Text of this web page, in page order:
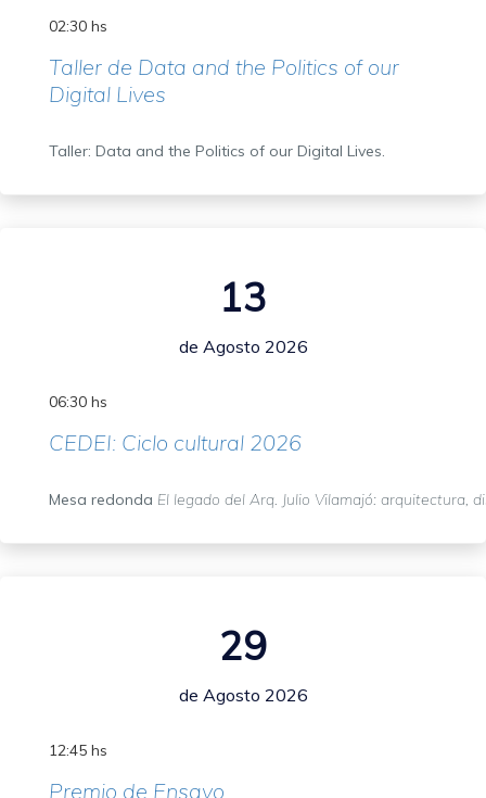
02:30 hs
Taller de Data and the Politics of our
Digital Lives
Taller: Data and the Politics of our Digital Lives.
13
de Agosto 2026
06:30 hs
CEDEI: Ciclo cultural 2026
Mesa redonda El legado del Arq. Julio Vilamajó: arquitectura,
29
de Agosto 2026
12:45 hs
Premio de Ensayo